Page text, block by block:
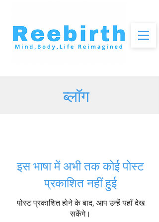
ब्लॉग
इस भाषा में अभी तक कोई पोस्ट
प्रकाशित नहीं हुई
पोस्ट प्रकाशित होने के बाद, आप उन्हें यहाँ देख
सकेंगे।